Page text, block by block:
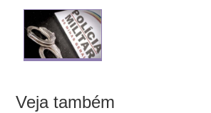
Veja também